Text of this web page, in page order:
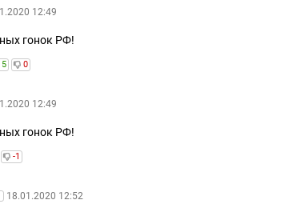
12:49
гонок РФ!
0
12:49
гонок РФ!
-1
18.01.2020 12:52